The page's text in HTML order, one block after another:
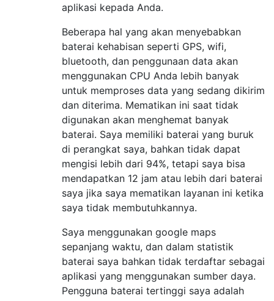
aplikasi kepada Anda.
Beberapa hal yang akan menyebabkan
baterai kehabisan seperti GPS, wifi,
bluetooth, dan penggunaan data akan
menggunakan CPU Anda lebih banyak
untuk memproses data yang sedang dikirim
dan diterima. Mematikan ini saat tidak
digunakan akan menghemat banyak
baterai. Saya memiliki baterai yang buruk
di perangkat saya, bahkan tidak dapat
mengisi lebih dari 94%, tetapi saya bisa
mendapatkan 12 jam atau lebih dari baterai
saya jika saya mematikan layanan ini ketika
saya tidak membutuhkannya.
Saya menggunakan google maps
sepanjang waktu, dan dalam statistik
baterai saya bahkan tidak terdaftar sebagai
aplikasi yang menggunakan sumber daya.
Pengguna baterai tertinggi saya adalah